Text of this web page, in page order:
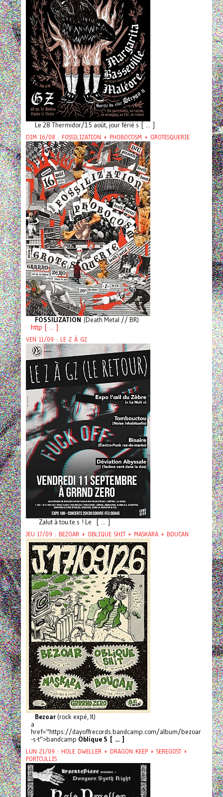
Le 28 Thermidor/15 août, jour férié s [ ... ]
DIM 16/08 : FOSSILIZATION + PHOBOCOSM + GROTESQUERIE
FOSSILIZATION (Death Metal // BR)
http [ ... ]
VEN 11/09 : LE Z À GZ
Zalut à tou.te.s ! Le [ ... ]
JEU 17/09 : BEZOAR + OBLIQUE SHIT + MASKARA + BOUCAN
Bezoar(rock expé, It)
a
href="https://dayoffrecords.bandcamp.com/album/bezoar
-s-t">bandcamp Oblique S [ ... ]
LUN 21/09 : HOLE DWELLER + DRAGON KEEP + SEREGOST +
PORTCULLIS